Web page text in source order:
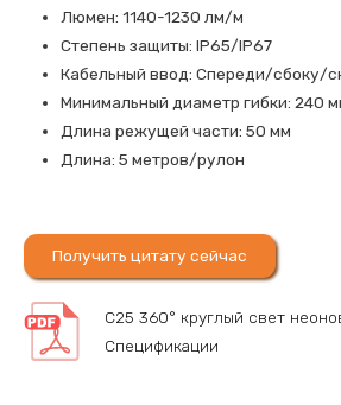
Люмен: 1140-1230 лм/м
Степень защиты: IP65/IP67
Кабельный ввод: Спереди/сбоку/
Минимальный диаметр гибки: 240
Длина режущей части: 50 мм
Длина: 5 метров/рулон
Получить цитату сейчас
C25 360° круглый свет
Спецификации